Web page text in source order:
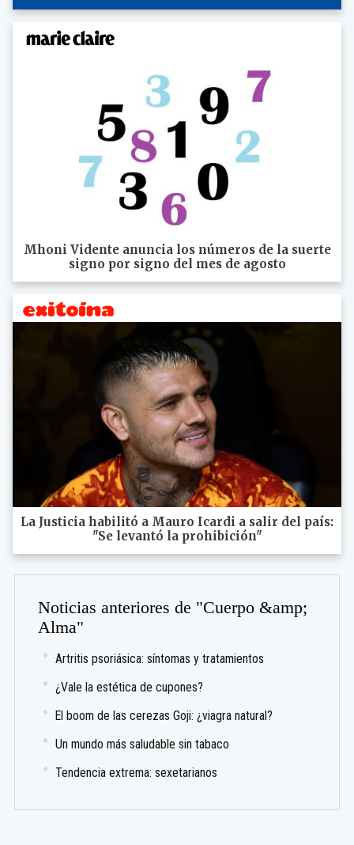
Mhoni Vidente anuncia los números de la suerte
signo por signo del mes de agosto
La Justicia habilitó a Mauro Icardi a salir del país:
"Se levantó la prohibición"
Noticias anteriores de "Cuerpo &amp;
Alma"
Artritis psoriásica: síntomas y tratamientos
¿Vale la estética de cupones?
El boom de las cerezas Goji: ¿viagra natural?
Un mundo más saludable sin tabaco
Tendencia extrema: sexetarianos